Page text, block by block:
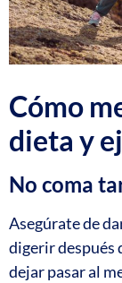
Cómo
dieta y
No coma
Asegúrate de
digerir después
dejar pasar al